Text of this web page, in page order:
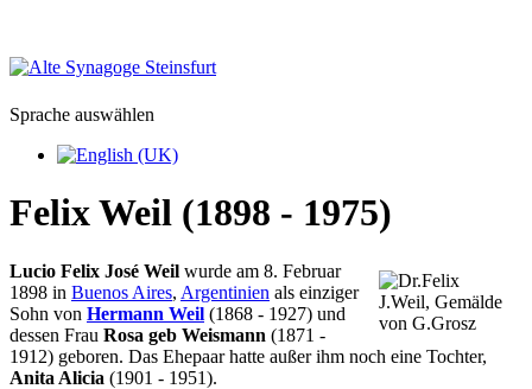
Sprache auswählen
Felix Weil (1898 - 1975)
Lucio Felix José Weil wurde am 8. Februar
1898 in Buenos Aires, Argentinien als einziger
Sohn von Hermann Weil (1868 - 1927) und
dessen Frau Rosa geb Weismann (1871 -
1912) geboren. Das Ehepaar hatte außer ihm noch eine Tochter,
Anita Alicia (1901 - 1951).